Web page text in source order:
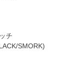
チ
SMORK)